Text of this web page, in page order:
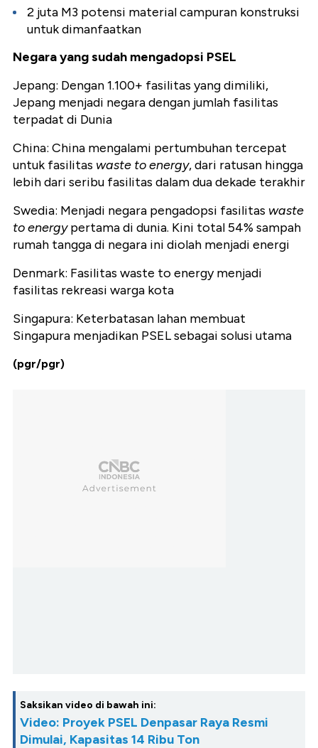
2 juta M3 potensi material campuran konstruksi
untuk dimanfaatkan
Negara yang sudah mengadopsi PSEL
Jepang: Dengan 1.100+ fasilitas yang dimiliki,
Jepang menjadi negara dengan jumlah fasilitas
terpadat di Dunia
China: China mengalami pertumbuhan tercepat
untuk fasilitas waste to energy, dari ratusan hingga
lebih dari seribu fasilitas dalam dua dekade terakhir
Swedia: Menjadi negara pengadopsi fasilitas waste
to energypertama di dunia. Kini total 54% sampah
rumah tangga di negara ini diolah menjadi energi
Denmark: Fasilitas waste to energy menjadi
fasilitas rekreasi warga kota
Singapura: Keterbatasan lahan membuat
Singapura menjadikan PSEL sebagai solusi utama
(pgr/pgr)
Saksikan video di bawah ini:
Video: Proyek PSEL Denpasar Raya Resmi
Dimulai, Kapasitas 14 Ribu Ton